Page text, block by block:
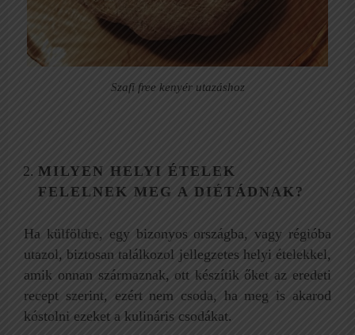
Szafi free kenyér utazáshoz
MILYEN HELYI ÉTELEK
FELELNEK MEG A DIÉTÁDNAK?
Ha külföldre, egy bizonyos országba, vagy régióba
utazol, biztosan találkozol jellegzetes helyi ételekkel,
amik onnan származnak, ott készítik őket az eredeti
recept szerint, ezért nem csoda, ha meg is akarod
kóstolni ezeket a kulináris csodákat.